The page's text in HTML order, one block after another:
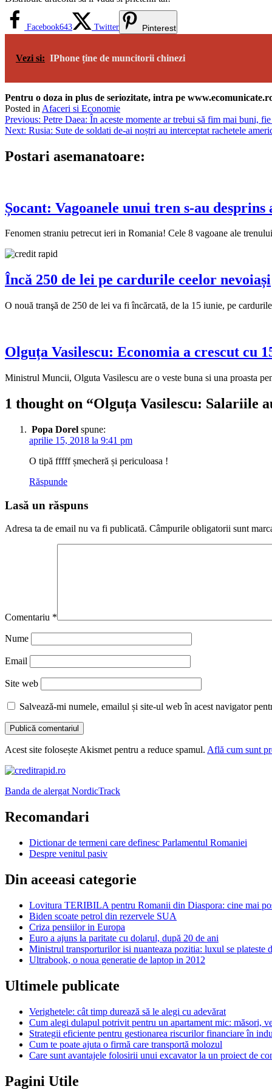
Facebook643 Twitter Pinterest
Vezi si: IPhone ține de muncitorii chinezi
Pentru o doza in plus de seriozitate, intra pe
Posted in Afaceri si Economie
Navigare
în
articole
Previous: Petre Daea: În aceste momente ar trebui să fim mai buni,
Next: Rusia: Sute de soldati de-ai noștri au interceptat rachetele
Postari asemanatoare:
Șocant: Vagoanele unui tren s-au
Fenomen straniu petrecut ieri in Romania! Cele 8 vagoane ale
Încă 250 de lei pe cardurile ceelor nevoiași
O nouă tranşă de 250 de lei va fi încărcată, de la 15 iunie, pe
Olguța Vasilescu: Economia a crescut cu
Ministrul Muncii, Olguta Vasilescu are o veste buna si una proasta
1 thought on “Olguța Vasilescu: Salariile
Popa Dorel spune:
aprilie 15, 2018 la 9:41 pm
O tipă fffff șmecheră și periculoasa !
Răspunde
Lasă un răspuns
Adresa ta de email nu va fi publicată. Câmpurile obligatorii sunt
Comentariu *
Nume
Email
Site web
Salvează-mi numele, emailul și site-ul web în acest navigator
Acest site folosește Akismet pentru a reduce spamul. Află cum sunt
Banda de alergat NordicTrack
Recomandari
Dictionar de termeni care definesc Parlamentul Romaniei
Despre venitul pasiv
Din aceeasi categorie
Lovitura TERIBILA pentru Romanii din Diaspora: cine mai
Biden scoate petrol din rezervele SUA
Criza pensiilor in Europa
Euro a ajuns la paritate cu dolarul, după 20 de ani
Ministrul transporturilor isi nuanteaza pozitia: luxul se plateste
Ultrabook, o noua generatie de laptop in 2012
Ultimele publicate
Verighetele: cât timp durează să le alegi cu adevărat
Cum alegi dulapul potrivit pentru un apartament mic: măsori,
Strategii eficiente pentru gestionarea riscurilor financiare în
Cum te poate ajuta o firmă care transportă molozul
Care sunt avantajele folosirii unui excavator la un proiect de
Pagini Utile